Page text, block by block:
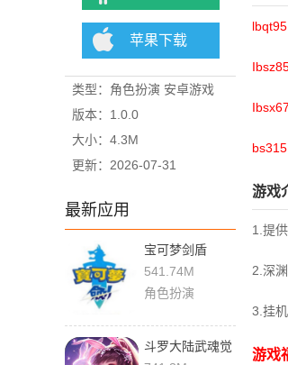
苹果下载
类型：角色扮演 安卓游戏
版本：1.0.0
大小：4.3M
更新：2026-07-31
最新应用
宝可梦剑盾
9.0.15 最新版
541.74M
角色扮演
斗罗大陆武魂觉
游戏
1.提
2.深
3.挂
游戏